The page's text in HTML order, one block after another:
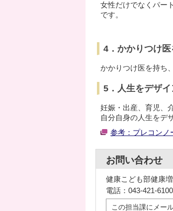
女性だけでなくパー
です。
4．かかりつけ医
かかりつけ医を持ち
5．人生をデザイ
妊娠・出産、育児、
自分自身の人生をデ
参考：プレコンノ
お問い合わせ
健康こども部健康
電話：043-421-
この担当課にメー